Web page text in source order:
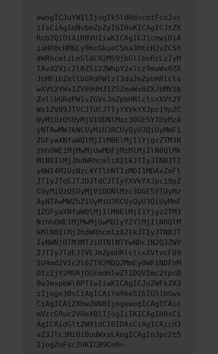
ewogICJuYW1lIjogIk5ldHdvcmtFcnJvc
iIsCiAgImNvbmZpZyI6IHsKICAgICJtZX
Rob2QiOiAiR0VUIiwKICAgICJ1cmwiOiA
iaHR0cHM6Ly9hcGkueC5ha3MtcHJvZC5h
dWRhcmlzLm5ldC92MS9jbGllbnRzLzIyM
TAvd2Vic2l0ZS12ZWhpY2xlcz9maWx0ZX
JbMF1bZmllbGRdPWlzT3duJmZpbHRlcls
wXVt2YWx1ZV09dHJ1ZSZmaWx0ZXJbMV1b
ZmllbGRdPW1vZGVsJmZpbHRlclsxXVt2Y
Wx1ZV09JTVCJTdCJTIyYXVkYXJpc19pZC
UyMiUzQSUyMjViODNlMzc3OGE5YTUyMzA
yNTAwMWJkNCUyMiU3RCUyQyU3QiUyMmF1
ZGFyaXNfaWQlMjIlM0ElMjI1YjgzZTM3N
zhhOWE1MjMwMjUwMDFjMzMlMjIlN0QlMk
MlN0IlMjJhdWRhcmlzX2lkJTIyJTNBJTI
yNWI4M2UzNzc4YTlhNTIzMDI1MDAxZmFl
JTIyJTdEJTJDJTdCJTIyYXVkYXJpc19pZ
CUyMiUzQSUyMjViODNlMzc3OGE5YTUyMz
AyNTAwMWZhZiUyMiU3RCUyQyU3QiUyMmF
1ZGFyaXNfaWQlMjIlM0ElMjI1YjgzZTM3
NzhhOWE1MjMwMjUwMDIyY2YlMjIlN0QlM
kMlN0IlMjJhdWRhcmlzX2lkJTIyJTNBJT
IyNWNjOTM3MTJiOTNlNTYwNDc1N2Q3ZWY
2JTIyJTdEJTVEJmZpbHRlclsxXVtvcF09
SU4md2Vic2l0ZT02MDQ2MmEyOWFiNDFhM
DIzZjY2MGRjOGEmdHlwZT1DQVImc2tpcD
0wJmxpbWl0PTIwIiwKICAgICJoZWFkZXJ
zIjoge30sCiAgICAiYm9keSI6IG51bGws
CiAgICAiZXhwZWN0IjogewogICAgICAic
mVzcG9uc2VUeXBlIjogIiIKICAgIH0sCi
AgICAidGltZW91dCI6IDAsCiAgICAicHJ
vZ3Jlc3MiOiBudWxsLAogICAgInJpc2t5
IjogZmFsc2UKICB9Cn0=